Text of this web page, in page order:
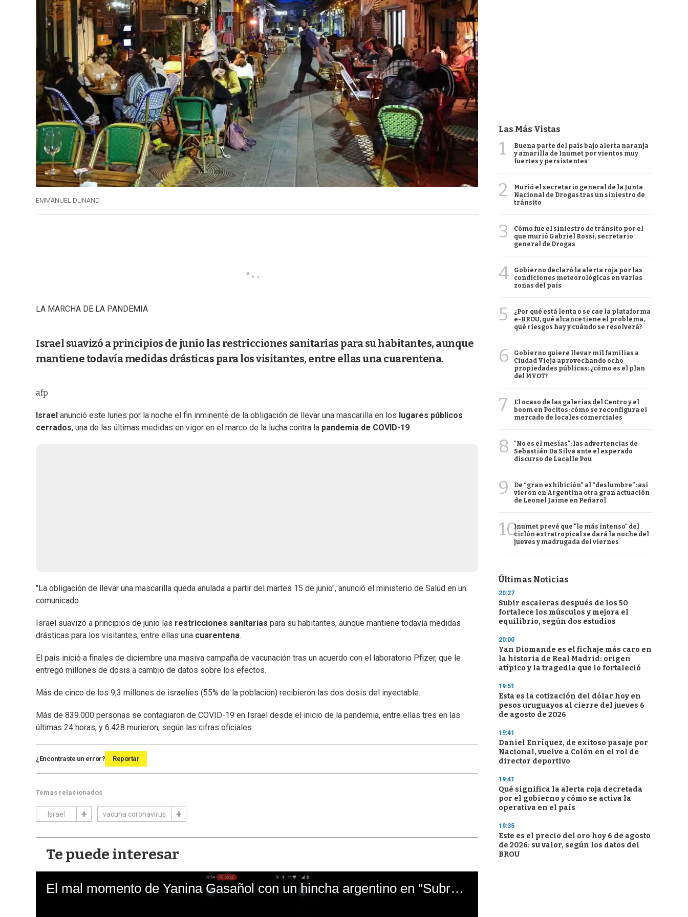
EMMANUEL DUNAND
LA MARCHA DE LA PANDEMIA
Israel suavizó a principios de junio las restricciones sanitarias para su habitantes, aunque
mantiene todavía medidas drásticas para los visitantes, entre ellas una cuarentena.
afp
Israel anunció este lunes por la noche el fin inminente de la obligación de llevar una mascarilla en los lugares públicos
cerrados, una de las últimas medidas en vigor en el marco de la lucha contra la pandemia de COVID-19.
"La obligación de llevar una mascarilla queda anulada a partir del martes 15 de junio", anunció el ministerio de Salud en un
comunicado.
Israel suavizó a principios de junio las restricciones sanitarias para su habitantes, aunque mantiene todavía medidas
drásticas para los visitantes, entre ellas una cuarentena.
El país inició a finales de diciembre una masiva campaña de vacunación tras un acuerdo con el laboratorio Pfizer, que le
entregó millones de dosis a cambio de datos sobre los efectos.
Más de cinco de los 9,3 millones de israelíes (55% de la población) recibieron las dos dosis del inyectable.
Más de 839.000 personas se contagiaron de COVID-19 en Israel desde el inicio de la pandemia, entre ellas tres en las
últimas 24 horas, y 6.428 murieron, según las cifras oficiales.
¿Encontraste un error? Reportar
Temas relacionados
Israel vacuna coronavirus
Te puede interesar
El mal momento de Yanina Gasañol con un hincha argentino en "Subrayado"
Las Más Vistas
1
Buena parte del país bajo alerta naranja
y amarilla de Inumet por vientos muy
fuertes y persistentes
2
Murió el secretario general de la Junta
Nacional de Drogas tras un siniestro de
tránsito
3
Cómo fue el siniestro de tránsito por el
que murió Gabriel Rossi, secretario
general de Drogas
4
Gobierno declaró la alerta roja por las
condiciones meteorológicas en varias
zonas del país
5
¿Por qué está lenta o se cae la plataforma
e-BROU, qué alcance tiene el problema,
qué riesgos hay y cuándo se resolverá?
6
Gobierno quiere llevar mil familias a
Ciudad Vieja aprovechando ocho
propiedades públicas: ¿cómo es el plan
del MVOT?
7
El ocaso de las galerías del Centro y el
boom en Pocitos: cómo se reconfigura el
mercado de locales comerciales
8
"No es el mesías": las advertencias de
Sebastián Da Silva ante el esperado
discurso de Lacalle Pou
9
De “gran exhibición” al “deslumbre”: así
vieron en Argentina otra gran actuación
de Leonel Jaime en Peñarol
10Inumet prevé que "lo más intenso" del
ciclón extratropical se dará la noche del
jueves y madrugada del viernes
Últimas Noticias
20:27
Subir escaleras después de los 50
fortalece los músculos y mejora el
equilibrio, según dos estudios
20:00
Yan Diomande es el fichaje más caro en
la historia de Real Madrid: origen
atípico y la tragedia que lo fortaleció
19:51
Esta es la cotización del dólar hoy en
pesos uruguayos al cierre del jueves 6
de agosto de 2026
19:41
Daniel Enríquez, de exitoso pasaje por
Nacional, vuelve a Colón en el rol de
director deportivo
19:41
Qué significa la alerta roja decretada
por el gobierno y cómo se activa la
operativa en el país
19:35
Este es el precio del oro hoy 6 de agosto
de 2026: su valor, según los datos del
BROU